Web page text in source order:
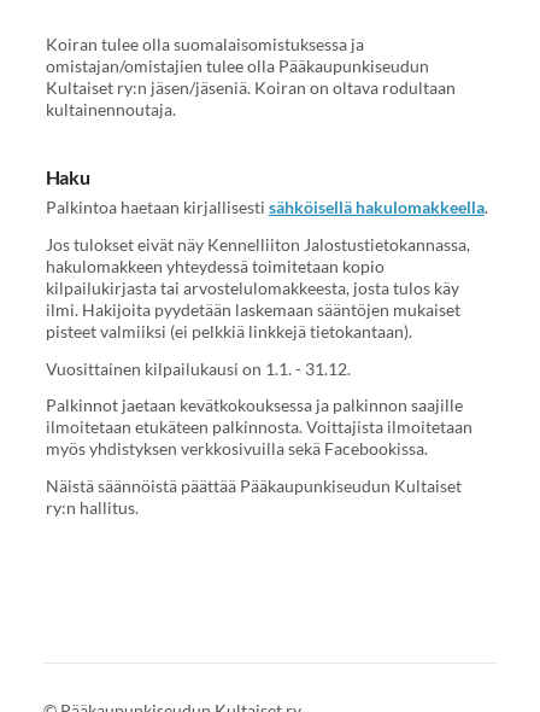
Koiran tulee olla suomalaisomistuksessa ja
omistajan/omistajien tulee olla Pääkaupunkiseudun
Kultaiset ry:n jäsen/jäseniä. Koiran on oltava rodultaan
kultainennoutaja.
Haku
Palkintoa haetaan kirjallisesti sähköisellä hakulomakkeella.
Jos tulokset eivät näy Kennelliiton Jalostustietokannassa,
hakulomakkeen yhteydessä toimitetaan kopio
kilpailukirjasta tai arvostelulomakkeesta, josta tulos käy
ilmi. Hakijoita pyydetään laskemaan sääntöjen mukaiset
pisteet valmiiksi (ei pelkkiä linkkejä tietokantaan).
Vuosittainen kilpailukausi on 1.1. - 31.12.
Palkinnot jaetaan kevätkokouksessa ja palkinnon saajille
ilmoitetaan etukäteen palkinnosta. Voittajista ilmoitetaan
myös yhdistyksen verkkosivuilla sekä Facebookissa.
Näistä säännöistä päättää Pääkaupunkiseudun Kultaiset
ry:n hallitus.